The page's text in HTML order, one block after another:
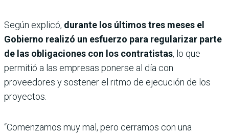
Según explicó, durante los últimos tres meses el
Gobierno realizó un esfuerzo para regularizar parte
de las obligaciones con los contratistas, lo que
permitió a las empresas ponerse al día con
proveedores y sostener el ritmo de ejecución de los
proyectos.
“Comenzamos muy mal, pero cerramos con una